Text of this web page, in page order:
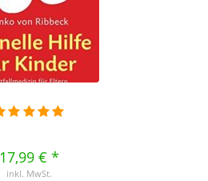
17,99 € *
inkl. MwSt.